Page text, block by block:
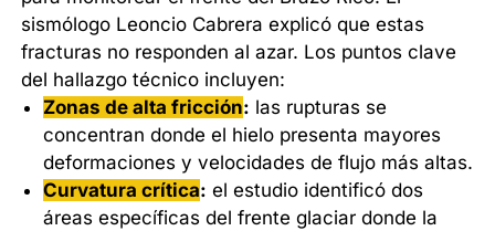
sismólogo Leoncio Cabrera explicó que estas
fracturas no responden al azar. Los puntos clave
del hallazgo técnico incluyen:
Zonas de alta fricción: las rupturas se
concentran donde el hielo presenta mayores
deformaciones y velocidades de flujo más altas.
Curvatura crítica: el estudio identificó dos
áreas específicas del frente glaciar donde la